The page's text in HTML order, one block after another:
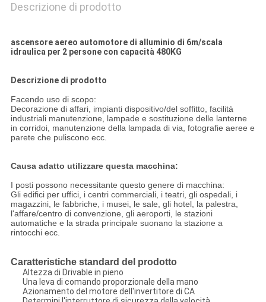
Descrizione di prodotto
ascensore aereo automotore di alluminio di 6m/scala
idraulica per 2 persone con capacità 480KG
Descrizione di prodotto
Facendo uso di scopo:
Decorazione di affari, impianti dispositivo/del soffitto, facilità
industriali manutenzione, lampade e sostituzione delle lanterne
in corridoi, manutenzione della lampada di via, fotografie aeree e
parete che puliscono ecc.
Causa adatto utilizzare questa macchina:
I posti possono necessitante questo genere di macchina:
Gli edifici per uffici, i centri commerciali, i teatri, gli ospedali, i
magazzini, le fabbriche, i musei, le sale, gli hotel, la palestra,
l'affare/centro di convenzione, gli aeroporti, le stazioni
automatiche e la strada principale suonano la stazione a
rintocchi ecc.
Caratteristiche standard del prodotto
Altezza di Drivable in pieno
Una leva di comando proporzionale della mano
Azionamento del motore dell'invertitore di CA